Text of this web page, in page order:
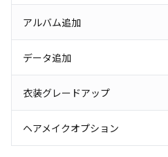
アルバム追加
データ追加
衣装グレードアップ
ヘアメイクオプション